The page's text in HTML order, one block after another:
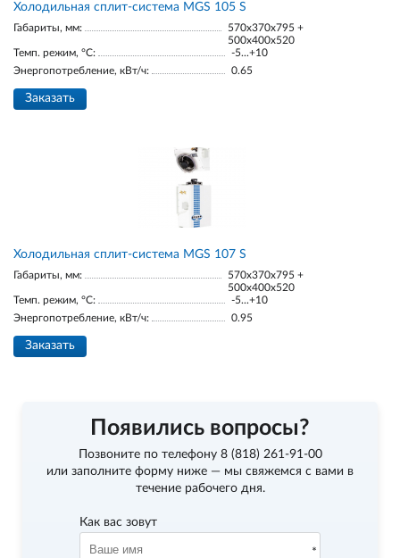
Холодильная сплит-система MGS 105 S
Габариты, мм:
570x370x795 +
500x400x520
Темп. режим, °С:
-5...+10
Энергопотребление, кВт/ч:
0.65
Заказать
Холодильная сплит-система MGS 107 S
Габариты, мм:
570x370x795 +
500x400x520
Темп. режим, °С:
-5...+10
Энергопотребление, кВт/ч:
0.95
Заказать
Появились вопросы?
Позвоните по телефону 8 (818) 261-91-00
или заполните форму ниже — мы свяжемся с вами в
течение рабочего дня.
Как вас зовут